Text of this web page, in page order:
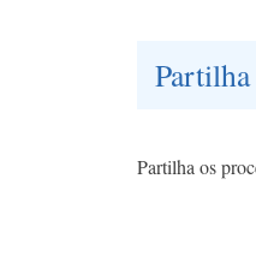
Partilha
Partilha os